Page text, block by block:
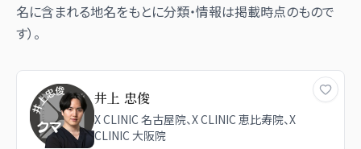
名に含まれる地名をもとに分類・情報は掲載時点のもので
す）。
井上 忠俊
X CLINIC 名古屋院、X CLINIC 恵比寿院、X
CLINIC 大阪院